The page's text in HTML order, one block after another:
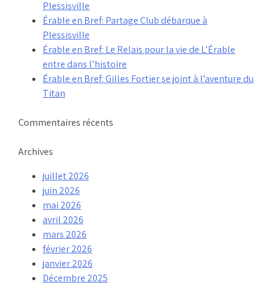
Plessisville
Érable en Bref: Partage Club débarque à
Plessisville
Érable en Bref: Le Relais pour la vie de L’Érable
entre dans l’histoire
Érable en Bref: Gilles Fortier se joint à l’aventure du
Titan
Commentaires récents
Archives
juillet 2026
juin 2026
mai 2026
avril 2026
mars 2026
février 2026
janvier 2026
Décembre 2025